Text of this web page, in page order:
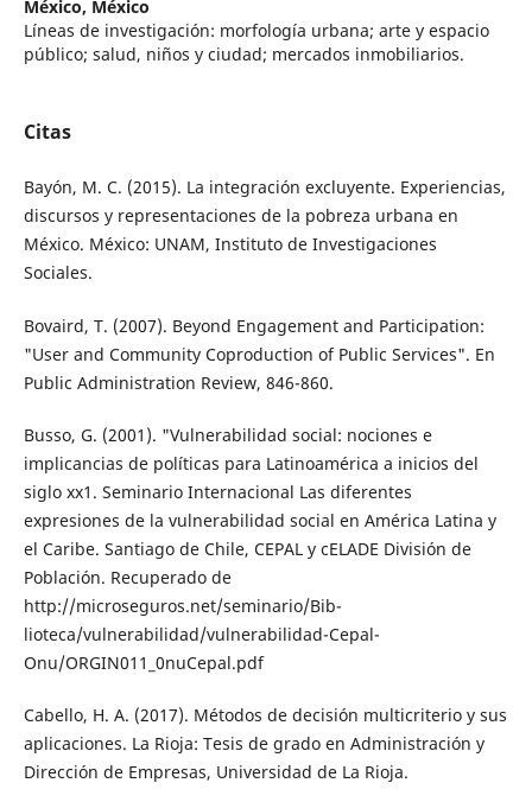
México, México
Líneas de investigación: morfología urbana; arte y espacio
público; salud, niños y ciudad; mercados inmobiliarios.
Citas
Bayón, M. C. (2015). La integración excluyente. Experiencias,
discursos y representaciones de la pobreza urbana en
México. México: UNAM, Instituto de Investigaciones
Sociales.
Bovaird, T. (2007). Beyond Engagement and Participation:
"User and Community Co­production of Public Services". En
Public Administration Review, 846-860.
Busso, G. (2001). "Vulnerabilidad social: no­ciones e
implicancias de políticas para Latinoamérica a inicios del
siglo xx1. Seminario Internacional Las diferentes
expresiones de la vulnerabilidad social en América Latina y
el Caribe. Santiago de Chile, CEPAL y cE­LADE División de
Población. Recuperado de
http://microseguros.net/seminario/Bib­
lioteca/vulnerabilidad/vulnerabilidad-Ce­pal-
Onu/ORGIN011_0nuCepal.pdf
Cabello, H. A. (2017). Métodos de decisión multicriterio y sus
aplicaciones. La Rioja: Tesis de grado en Administración y
Direc­ción de Empresas, Universidad de La Rioja.